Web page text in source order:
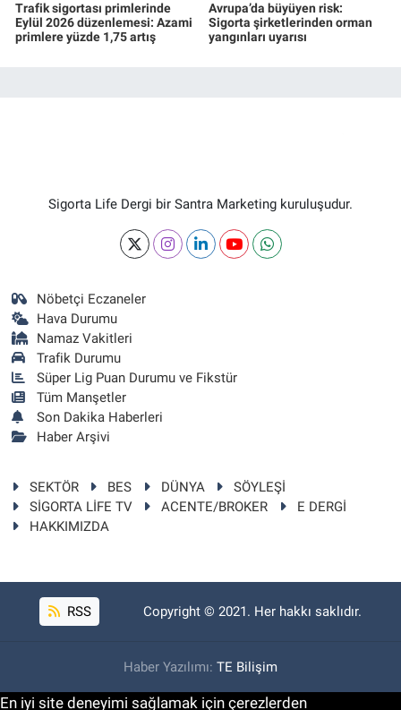
Trafik sigortası primlerinde
Eylül 2026 düzenlemesi: Azami
primlere yüzde 1,75 artış
Avrupa’da büyüyen risk:
Sigorta şirketlerinden orman
yangınları uyarısı
Sigorta Life Dergi bir Santra Marketing kuruluşudur.
Nöbetçi Eczaneler
Hava Durumu
Namaz Vakitleri
Trafik Durumu
Süper Lig Puan Durumu ve Fikstür
Tüm Manşetler
Son Dakika Haberleri
Haber Arşivi
SEKTÖR BES DÜNYA
SÖYLEŞİ
SİGORTA LİFE TV
ACENTE/BROKER
E DERGİ
HAKKIMIZDA
RSS Copyright © 2021. Her hakkı saklıdır.
Haber Yazılımı: TE Bilişim
En iyi site deneyimi sağlamak için çerezlerden